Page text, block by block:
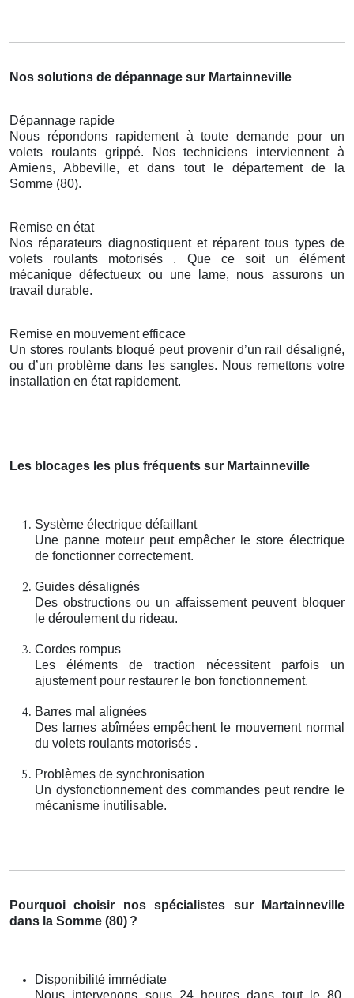
Nos solutions de dépannage sur Martainneville
Dépannage rapide
Nous répondons rapidement à toute demande pour un
volets roulants grippé. Nos techniciens interviennent à
Amiens, Abbeville, et dans tout le département de la
Somme (80).
Remise en état
Nos réparateurs diagnostiquent et réparent tous types de
volets roulants motorisés . Que ce soit un élément
mécanique défectueux ou une lame, nous assurons un
travail durable.
Remise en mouvement efficace
Un stores roulants bloqué peut provenir d’un rail désaligné,
ou d’un problème dans les sangles. Nous remettons votre
installation en état rapidement.
Les blocages les plus fréquents sur Martainneville
Système électrique défaillant
Une panne moteur peut empêcher le store électrique
de fonctionner correctement.
Guides désalignés
Des obstructions ou un affaissement peuvent bloquer
le déroulement du rideau.
Cordes rompus
Les éléments de traction nécessitent parfois un
ajustement pour restaurer le bon fonctionnement.
Barres mal alignées
Des lames abîmées empêchent le mouvement normal
du volets roulants motorisés .
Problèmes de synchronisation
Un dysfonctionnement des commandes peut rendre le
mécanisme inutilisable.
Pourquoi choisir nos spécialistes sur Martainneville
dans la Somme (80) ?
Disponibilité immédiate
Nous intervenons sous 24 heures dans tout le 80,